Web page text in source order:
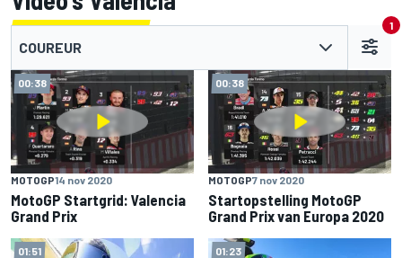
COUREUR
1
00:38
MOTOGP14 nov 2020
MotoGP Startgrid: Valencia
Grand Prix
00:38
MOTOGP7 nov 2020
Startopstelling MotoGP
Grand Prix van Europa 2020
01:51 01:23